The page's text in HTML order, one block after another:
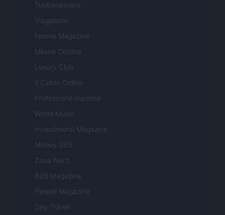
Tuobenessere
Viaggiamo
Nonne Magazine
Milano Cortina
Luxury Club
Il Calcio Online
Professione mamma
World Music
Investimenti Magazine
Money 365
Zona Nerd
B2B Magazine
People Magazine
Day Travel